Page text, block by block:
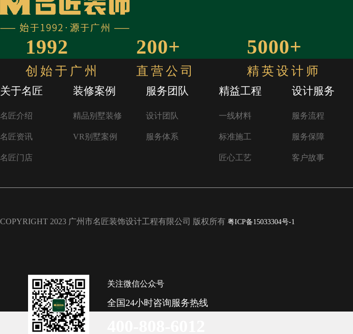
1992
创始于广州
200+
直营公司
5000+
精英设计师
关于名匠
名匠介绍
名匠资讯
名匠门店
装修案例
精品别墅装修
VR别墅案例
服务团队
设计团队
服务体系
精益工程
一线材料
标准施工
匠心工艺
设计服务
服务流程
服务保障
客户故事
COPYRIGHT 2023 广州市名匠装饰设计工程有限公司 版权所有 粤ICP备15033304号-1
关注微信公众号
全国24小时咨询服务热线